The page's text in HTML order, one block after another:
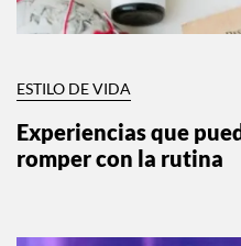
ESTILO DE VIDA
Experiencias que
romper con la rutina